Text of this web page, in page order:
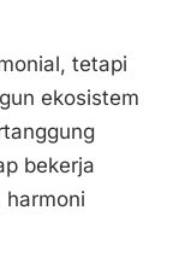
tetapi
ekosistem
bekerja
harmoni